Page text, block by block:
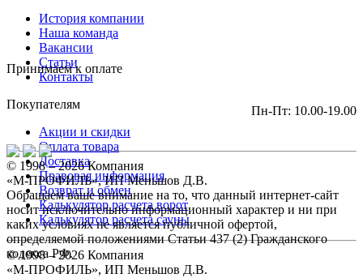
История компании
Наша команда
Вакансии
Статьи
Контакты
Покупателям
Акции и скидки
Оплата товара
Доставка
Правовая информация
Возврат и обмен
Калькулятор расчета ворот
Калькулятор расчета сауны
© 1998 – 2026 Компания
«М-ПРОФИЛЬ», ИП Меньшов Д.В.
Принимаем к оплате
Пн-Пт: 10.00-19.00
© 1998 – 2026 Компания
«М-ПРОФИЛЬ», ИП Меньшов Д.В.
Обращаем ваше внимание на то, что данный интернет-сайт
носит исключительно информационный характер и ни при
каких условиях не является публичной офертой,
определяемой положениями Статьи 437 (2) Гражданского
кодекса РФ.